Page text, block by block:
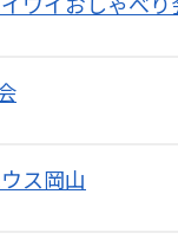
ス岡山